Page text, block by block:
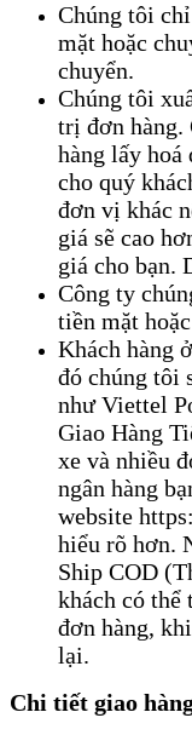
Chúng tôi
mặt hoặc
chuyển.
Chúng tôi
trị đơn hàng.
hàng lấy hoá
cho quý
đơn vị khác
giá sẽ cao
giá cho bạn.
Công ty
tiền mặt
Khách hàng
đó chúng tôi
như Viettel
Giao Hàng
xe và nhiều
ngân hàng
website
hiểu rõ hơn.
Ship COD
khách có
đơn hàng,
lại.
Chi tiết giao